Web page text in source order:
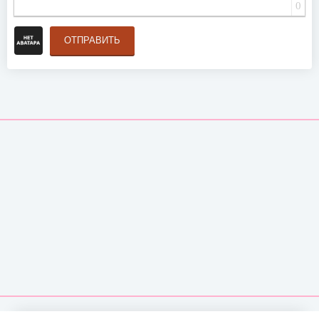
0
ОТПРАВИТЬ